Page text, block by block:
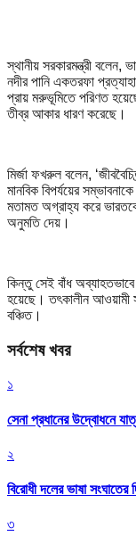
স্থানীয় সরকারমন্ত্রী বলেন,
নদীর পানি একতরফা
প্রায় মরুভূমিতে পরিণত
তীব্র আকার ধারণ করেছে।
মির্জা ফখরুল বলেন,
মানবিক বিপর্যয়ের
মতামত অগ্রাহ্য করে
অনুমতি দেয়।
কিন্তু সেই বাঁধ
হয়েছে। তৎকালীন আওয়ামী
বঞ্চিত।
সর্বশেষ খবর
১
সেনা প্রধানের উদ্বোধনে
২
বিরোধী দলের ভাষা
৩